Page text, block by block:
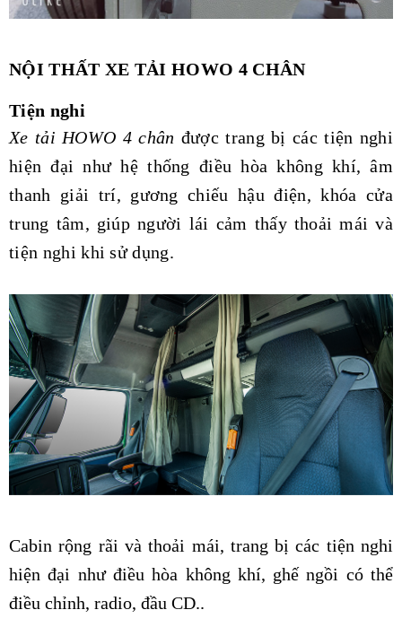
NỘI THẤT XE TẢI HOWO 4 CHÂN
Tiện nghi
Xe tải HOWO 4 chân được trang bị các tiện nghi
hiện đại như hệ thống điều hòa không khí, âm
thanh giải trí, gương chiếu hậu điện, khóa cửa
trung tâm, giúp người lái cảm thấy thoải mái và
tiện nghi khi sử dụng.
Cabin rộng rãi và thoải mái, trang bị các tiện nghi
hiện đại như điều hòa không khí, ghế ngồi có thể
điều chỉnh, radio, đầu CD..